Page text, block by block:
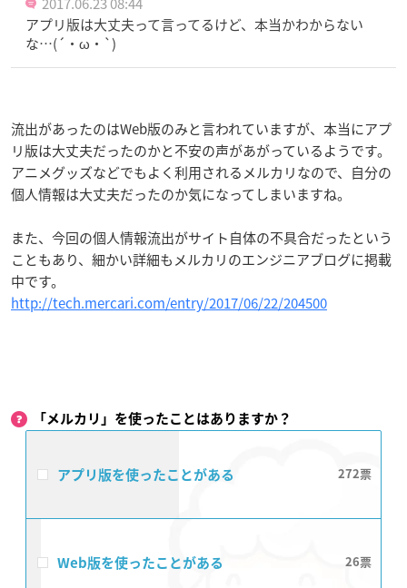
2017.06.23 08:44
アプリ版は大丈夫って言ってるけど、本当かわからない
な…(´・ω・`)
流出があったのはWeb版のみと言われていますが、本当にアプ
リ版は大丈夫だったのかと不安の声があがっているようです。
アニメグッズなどでもよく利用されるメルカリなので、自分の
個人情報は大丈夫だったのか気になってしまいますね。
また、今回の個人情報流出がサイト自体の不具合だったという
こともあり、細かい詳細もメルカリのエンジニアブログに掲載
中です。
http://tech.mercari.com/entry/2017/06/22/204500
「メルカリ」を使ったことはありますか？
アプリ版を使ったことがある 272
Web版を使ったことがある 26